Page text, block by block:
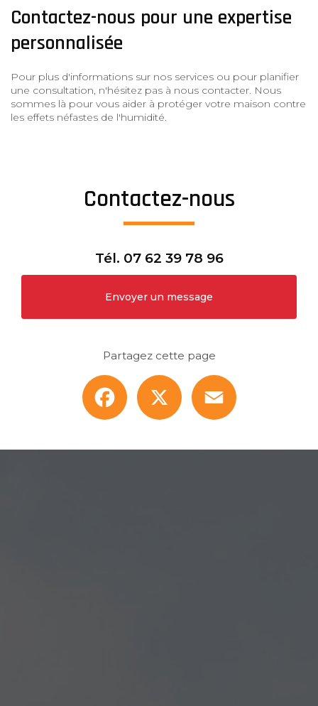
Contactez-nous pour une expertise
personnalisée
Pour plus d'informations sur nos services ou pour planifier
une consultation, n'hésitez pas à nous contacter. Nous
sommes là pour vous aider à protéger votre maison contre
les effets néfastes de l'humidité.
Contactez-nous
Tél. 07 62 39 78 96
Envoyer un message
Partagez cette page
Facebook